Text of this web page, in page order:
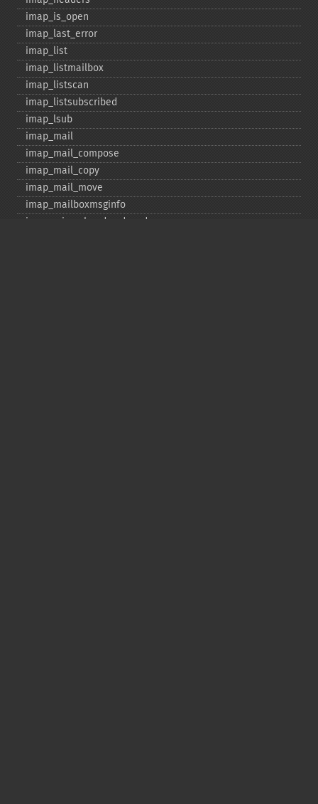
imap_​is_​open
imap_​last_​error
imap_​list
imap_​listmailbox
imap_​listscan
imap_​listsubscribed
imap_​lsub
imap_​mail
imap_​mail_​compose
imap_​mail_​copy
imap_​mail_​move
imap_​mailboxmsginfo
imap_​mime_​header_​decode